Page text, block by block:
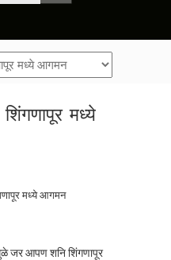
मध्ये
मध्ये आगमन
जर आपण शनि शिंगणापूर